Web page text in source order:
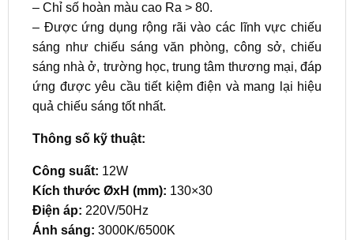
– Chỉ số hoàn màu cao Ra > 80.
– Được ứng dụng rộng rãi vào các lĩnh vực chiếu
sáng như chiếu sáng văn phòng, công sở, chiếu
sáng nhà ở, trường học, trung tâm thương mại, đáp
ứng được yêu cầu tiết kiệm điện và mang lại hiệu
quả chiếu sáng tốt nhất.
Thông số kỹ thuật:
Công suất: 12W
Kích thước ØxH (mm): 130×30
Điện áp: 220V/50Hz
Ánh sáng: 3000K/6500K